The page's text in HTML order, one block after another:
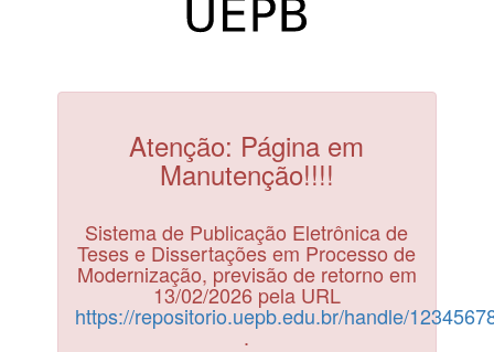
Atenção: Página em
Manutenção!!!!
Sistema de Publicação Eletrônica de
Teses e Dissertações em Processo de
Modernização, previsão de retorno em
13/02/2026 pela URL
https://repositorio.uepb.edu.br/handle/
.